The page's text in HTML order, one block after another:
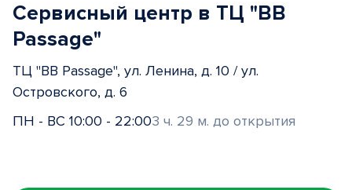
Сервисный центр в ТЦ "BB
Passage"
ТЦ "BB Passage", ул. Ленина, д. 10 / ул.
Островского, д. 6
ПН - ВС 10:00 - 22:003 ч. 29 м. до открытия